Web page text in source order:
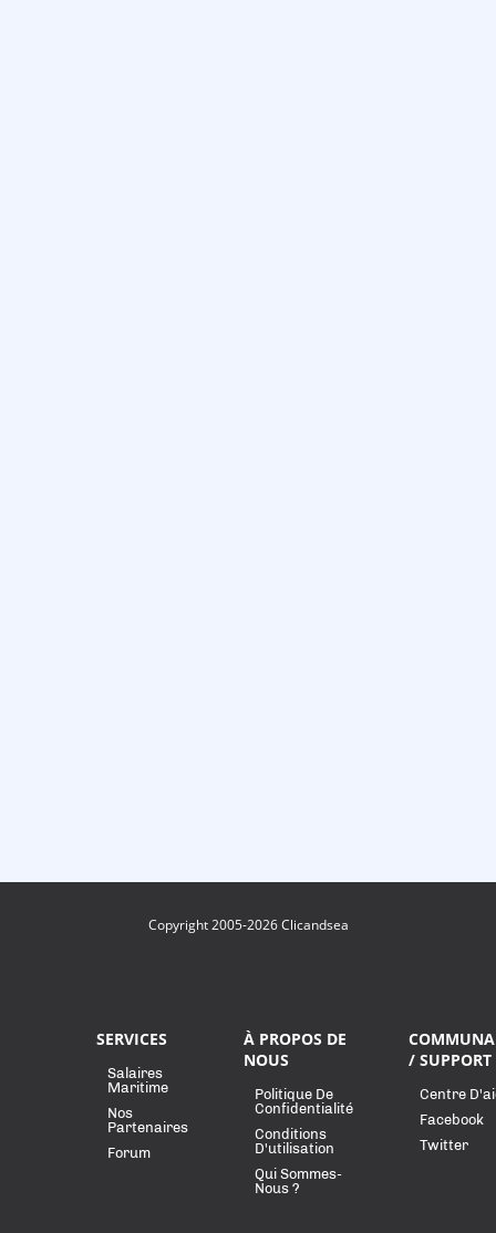
Copyright 2005-2026 Clicandsea
SERVICES
Salaires
Maritime
Nos
Partenaires
Forum
À PROPOS DE
NOUS
Politique De
Confidentialité
Conditions
D'utilisation
Qui Sommes-
Nous ?
/ SUPPORT
Centre
Facebook
Twitter